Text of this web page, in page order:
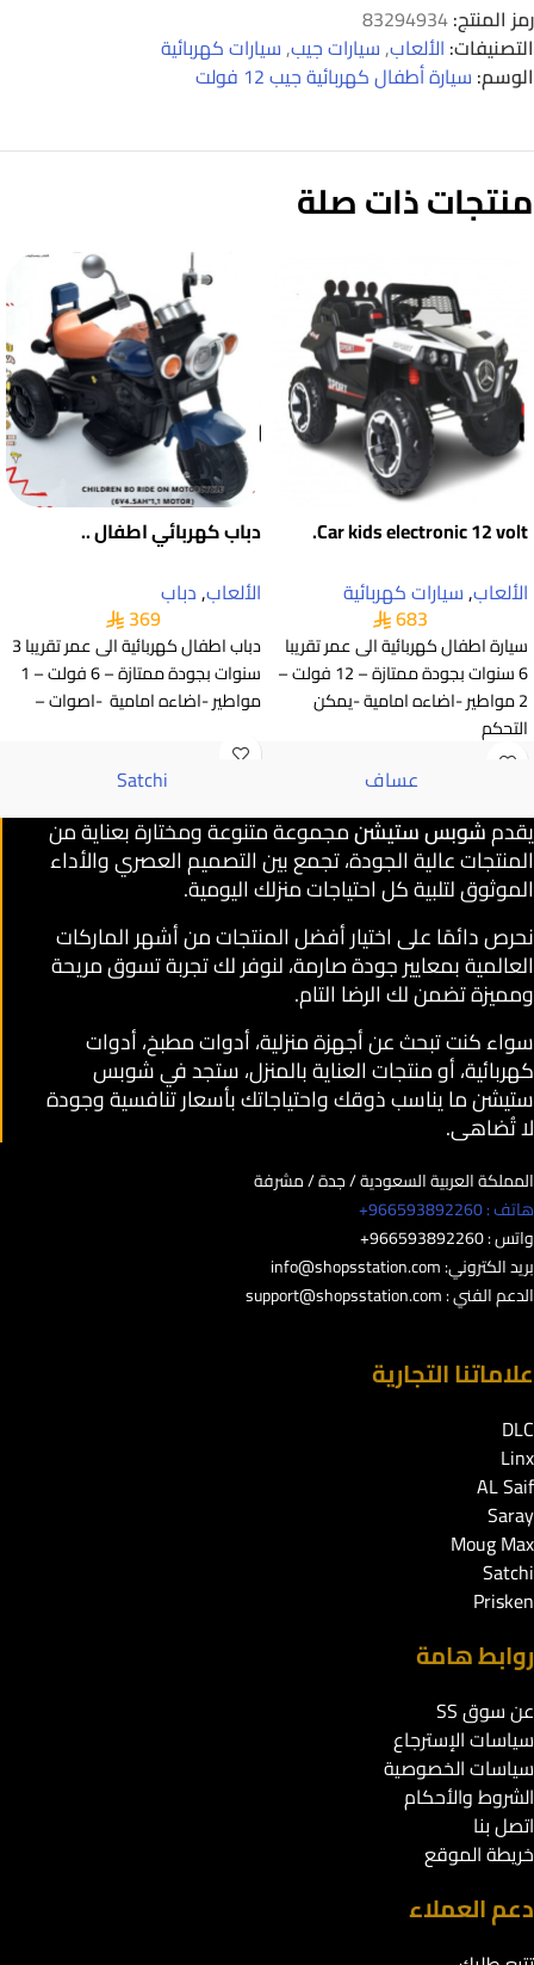
رمز المنتج:83294934
التصنيفات: الألعاب,سيارات جيب,سيارات كهربائية
الوسم: سيارة أطفال كهربائية جيب 12 فولت
منتجات ذات صلة
Car kids electronic 12 volt.
الألعاب,سيارات كهربائية
683
سيارة اطفال كهربائية الى عمر تقريبا
6 سنوات بجودة ممتازة – 12 فولت –
2 مواطير -اضاءه امامية -يمكن
التحكم
دباب كهربائي اطفال ..
الألعاب,دباب
369
دباب اطفال كهربائية الى عمر تقريبا 3
سنوات بجودة ممتازة – 6 فولت – 1
مواطير -اضاءه امامية -اصوات –
عساف Satchi
يقدمشوبس ستيشنمجموعة متنوعة ومختارة بعناية من
المنتجات عالية الجودة، تجمع بين التصميم العصري والأداء
الموثوق لتلبية كل احتياجات منزلك اليومية.
نحرص دائمًا على اختيار أفضل المنتجات من أشهر الماركات
العالمية بمعايير جودة صارمة، لنوفر لك تجربة تسوق مريحة
ومميزة تضمن لك الرضا التام.
سواء كنت تبحث عن أجهزة منزلية، أدوات مطبخ، أدوات
كهربائية، أو منتجات العناية بالمنزل، ستجد في شوبس
ستيشن ما يناسب ذوقك واحتياجاتك بأسعار تنافسية وجودة
لا تُضاهى.
المملكة العربية السعودية / جدة / مشرفة
هاتف : 966593892260+
واتس : 966593892260+
بريد الكتروني:info@shopsstation.com
الدعم الفني :support@shopsstation.com
علاماتنا التجارية
DLC
Linx
AL Saif
Saray
Moug Max
Satchi
Prisken
روابط هامة
عن سوق SS
سياسات الإسترجاع
سياسات الخصوصية
الشروط والأحكام
اتصل بنا
خريطة الموقع
دعم العملاء